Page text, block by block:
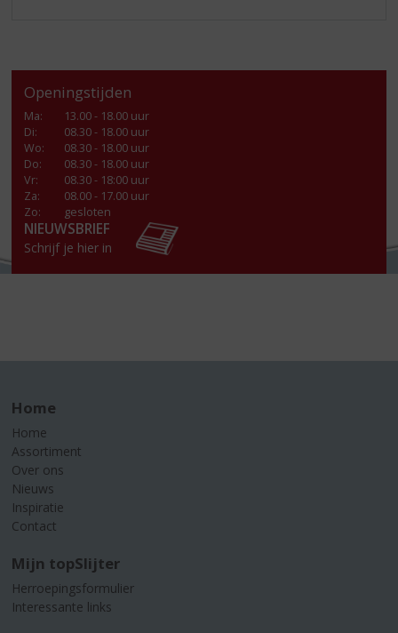
Openingstijden
Ma:
13.00 - 18.00 uur
Di:
08.30 - 18.00 uur
Wo:
08.30 - 18.00 uur
Do:
08.30 - 18.00 uur
Vr:
08.30 - 18:00 uur
Za:
08.00 - 17.00 uur
Zo:
gesloten
NIEUWSBRIEF
Schrijf je hier in
Home
Home
Assortiment
Over ons
Nieuws
Inspiratie
Contact
Mijn topSlijter
Herroepingsformulier
Interessante links